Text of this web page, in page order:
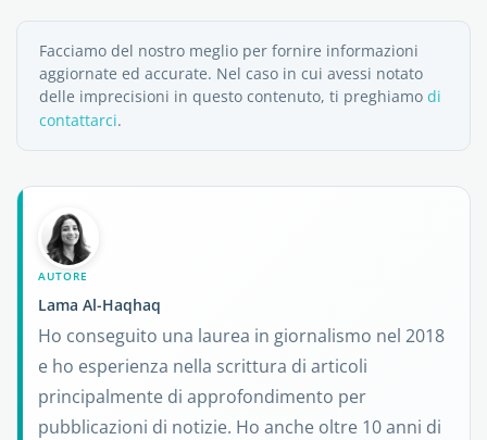
Facciamo del nostro meglio per fornire informazioni
aggiornate ed accurate. Nel caso in cui avessi notato
delle imprecisioni in questo contenuto, ti preghiamo di
contattarci.
AUTORE
Lama Al-Haqhaq
Ho conseguito una laurea in giornalismo nel 2018
e ho esperienza nella scrittura di articoli
principalmente di approfondimento per
pubblicazioni di notizie. Ho anche oltre 10 anni di